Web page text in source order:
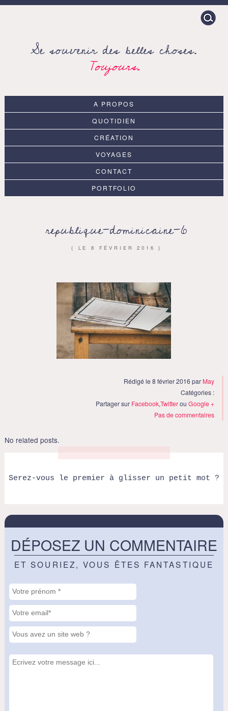
Search
for:
Se souvenir des belles choses.
Toujours.
A PROPOS
QUOTIDIEN
CRÉATION
VOYAGES
CONTACT
PORTFOLIO
republique-dominicaine-6
{ LE8 FÉVRIER 2016 }
Rédigé le 8 février 2016 par May
Catégories :
Partager sur Facebook,TwitterouGoogle +
Pas de commentaires
No related posts.
Serez-vous le premier à glisser un petit mot ?
DÉPOSEZ UN COMMENTAIRE
ET SOURIEZ, VOUS ÊTES FANTASTIQUE